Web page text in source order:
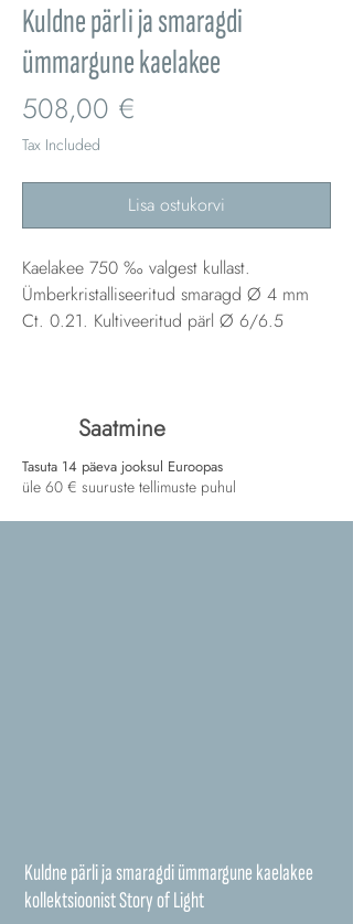
Kuldne pärli ja smaragdi
ümmargune kaelakee
508,00 €
Tax Included
Lisa ostukorvi
Kaelakee 750 ‰ valgest kullast.
Ümberkristalliseeritud smaragd Ø 4 mm
Ct. 0.21. Kultiveeritud pärl Ø 6/6.5
Saatmine
Tasuta 14 päeva jooksul Euroopas
üle 60 € suuruste tellimuste puhul
Kuldne pärli ja smaragdi ümmargune kaelakee
kollektsioonist Story of Light